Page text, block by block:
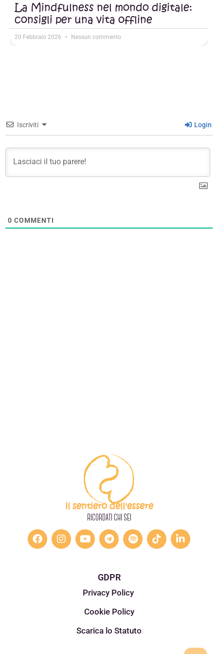
La Mindfulness nel mondo digitale:
consigli per una vita offline
20 Febbraio 2026 Nessun commento
Iscriviti Login
0 COMMENTI
il sentiero dell'essere
RICORDATI CHI SEI
GDPR
Privacy Policy
Cookie Policy
Scarica lo Statuto